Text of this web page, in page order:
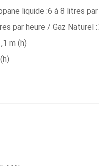
liquide :6 à 8 litres
par heure / Gaz
m (h)